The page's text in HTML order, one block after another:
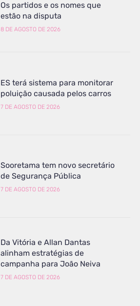
Os partidos e os nomes que
estão na disputa
8 DE AGOSTO DE 2026
ES terá sistema para monitorar
poluição causada pelos carros
7 DE AGOSTO DE 2026
Sooretama tem novo secretário
de Segurança Pública
7 DE AGOSTO DE 2026
Da Vitória e Allan Dantas
alinham estratégias de
campanha para João Neiva
7 DE AGOSTO DE 2026